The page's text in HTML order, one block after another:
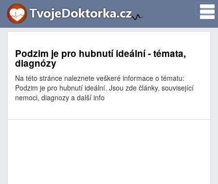
Podzim je pro hubnutí ideální - témata,
diagnózy
Na této stránce naleznete veškeré informace o tématu:
Podzim je pro hubnutí ideální. Jsou zde články, související
nemoci, diagnozy a další info